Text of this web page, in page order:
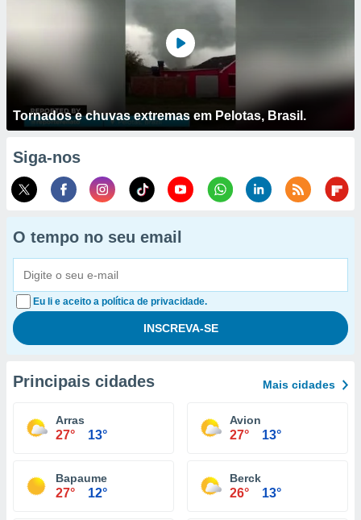
Tornados e chuvas extremas em Pelotas, Brasil.
Siga-nos
O tempo no seu email
Eu li e aceito a política de privacidade.
Principais cidades Mais cidades
Arras
27° 13°
Avion
27° 13°
Bapaume
27° 12°
Berck
26° 13°